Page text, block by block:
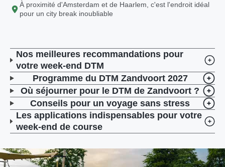
À proximité d'Amsterdam et de Haarlem, c'est l'endroit idéal
pour un city break inoubliable
Nos meilleures recommandations pour
votre week-end DTM
Programme du DTM Zandvoort 2027
Où séjourner pour le DTM de Zandvoort ?
Conseils pour un voyage sans stress
Les applications indispensables pour votre
week-end de course